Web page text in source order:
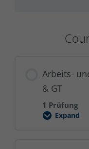
Arbeits-
& GT
1 Prüfung
Expand
Arbeits-